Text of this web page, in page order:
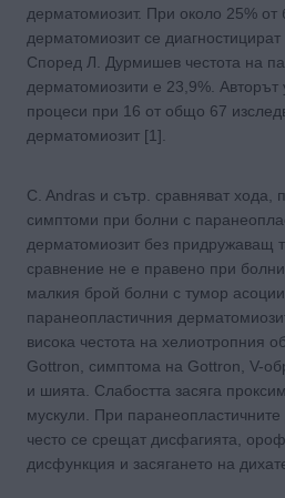
дерматомиозит. При около 25% от
дерматомиозит се
Според Л. Дурмишев честота на
дерматомиозити е 23,9%. Авторът
процеси при 16 от общо 67
дерматомиозит [1].
C. Andras и сътр. сравняват хода,
симптоми при болни с
дерматомиозит без придружаващ
сравнение не е правено при
малкия брой болни с тумор
паранеопластичния
висока честота на хелиотропния
Gottron, симптома на Gottron, V-
и шията. Слабостта засяга
мускули. При
често се срещат дисфагията,
дисфункция и засягането на